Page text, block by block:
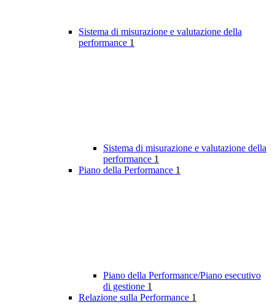
Sistema di misurazione e valutazione della
performance 1
Sistema di misurazione e valutazione della
performance 1
Piano della Performance 1
Piano della Performance/Piano esecutivo
di gestione 1
Relazione sulla Performance 1